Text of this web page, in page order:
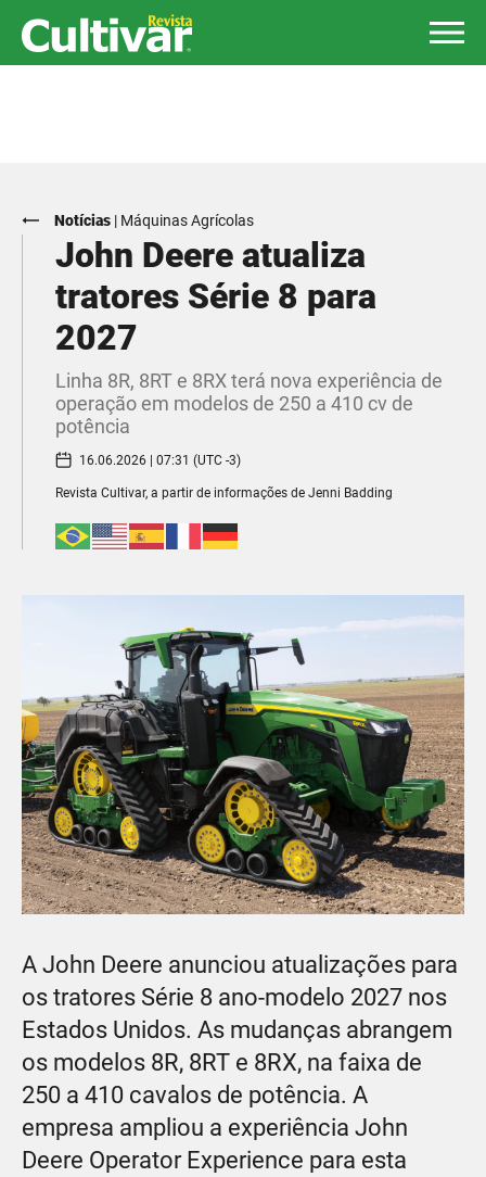
Notícias | Máquinas Agrícolas
John Deere atualiza
tratores Série 8 para
2027
Linha 8R, 8RT e 8RX terá nova experiência de
operação em modelos de 250 a 410 cv de
potência
16.06.2026 | 07:31 (UTC -3)
Revista Cultivar, a partir de informações de Jenni Badding
A John Deere anunciou atualizações para
os tratores Série 8 ano-modelo 2027 nos
Estados Unidos. As mudanças abrangem
os modelos 8R, 8RT e 8RX, na faixa de
250 a 410 cavalos de potência. A
empresa ampliou a experiência John
Deere Operator Experience para esta